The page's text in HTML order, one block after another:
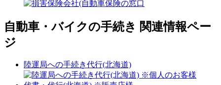
自動車・バイクの手続き 関連情報ペー
ジ
陸運局への手続き代行(北海道)